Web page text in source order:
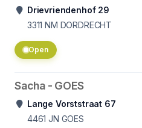
Drievriendenhof 29
3311 NM DORDRECHT
Open
Sacha - GOES
Lange Vorststraat 67
4461 JN GOES